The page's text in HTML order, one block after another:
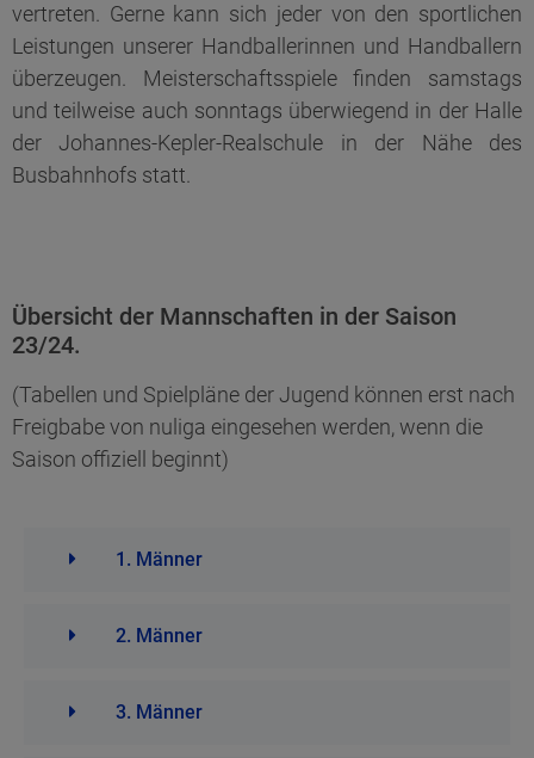
vertreten. Gerne kann sich jeder von den sportlichen
Leistungen unserer Handballerinnen und Handballern
überzeugen. Meisterschaftsspiele finden samstags
und teilweise auch sonntags überwiegend in der Halle
der Johannes-Kepler-Realschule in der Nähe des
Busbahnhofs statt.
Übersicht der Mannschaften in der Saison
23/24.
(Tabellen und Spielpläne der Jugend können erst nach
Freigbabe von nuliga eingesehen werden, wenn die
Saison offiziell beginnt)
1. Männer
2. Männer
3. Männer